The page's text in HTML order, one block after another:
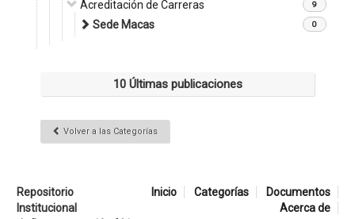
Acreditación de Carreras 9
Sede Macas 0
10 Últimas publicaciones
Volver a las Categorías
Inicio Categorías
Documentos
Acerca de
Repositorio
Institucional